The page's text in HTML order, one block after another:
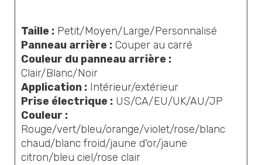
Taille : Petit/Moyen/Large/Personnalisé
Panneau arrière : Couper au carré
Couleur du panneau arrière :
Clair/Blanc/Noir
Application : Intérieur/extérieur
Prise électrique : US/CA/EU/UK/AU/JP
Couleur :
Rouge/vert/bleu/orange/violet/rose/blanc
chaud/blanc froid/jaune d'or/jaune
citron/bleu ciel/rose clair